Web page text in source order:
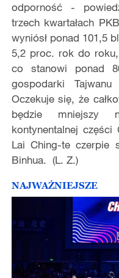
odporność -
trzech kwartałach
wyniósł ponad 101,5
5,2 proc. rok do
co stanowi ponad
gospodarki
Oczekuje się, że
będzie mniejszy
kontynentalnej
Lai Ching-te czerpie
Binhua. (L. Z.)
NAJWAŻNIEJSZE